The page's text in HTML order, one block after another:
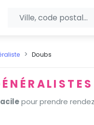
Doubs
pour prendre